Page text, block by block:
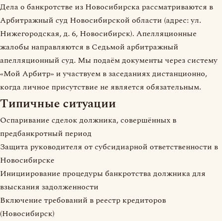
Дела о банкротстве из Новосибирска рассматриваются в
Арбитражный суд Новосибирской области (адрес: ул.
Нижегородская, д. 6, Новосибирск). Апелляционные
жалобы направляются в Седьмой арбитражный
апелляционный суд. Мы подаём документы через систему
«Мой Арбитр» и участвуем в заседаниях дистанционно,
когда личное присутствие не является обязательным.
Типичные ситуации
Оспаривание сделок должника, совершённых в
предбанкротный период
Защита руководителя от субсидиарной ответственности в
Новосибирске
Инициирование процедуры банкротства должника для
взыскания задолженности
Включение требований в реестр кредиторов
(Новосибирск)